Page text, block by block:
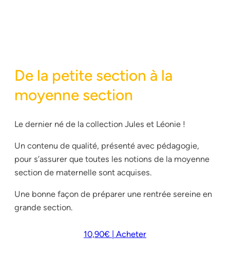
De la petite section à la
moyenne section
Le dernier né de la collection Jules et Léonie !
Un contenu de qualité, présenté avec pédagogie,
pour s’assurer que toutes les notions de la moyenne
section de maternelle sont acquises.
Une bonne façon de préparer une rentrée sereine en
grande section.
10,90€ | Acheter